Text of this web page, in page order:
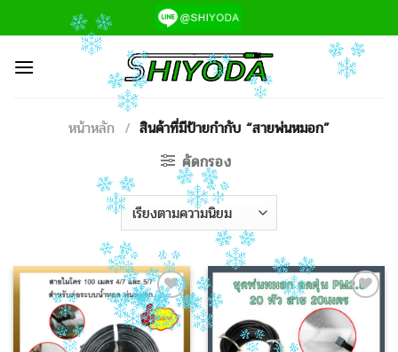
ไป
เนื้อหา
หน้าหลัก / สินค้าที่มีป้ายกำกับ “สายพ่นหมอก”
คัดกรอง
Add to
Wishlist
Add to
Wishlist